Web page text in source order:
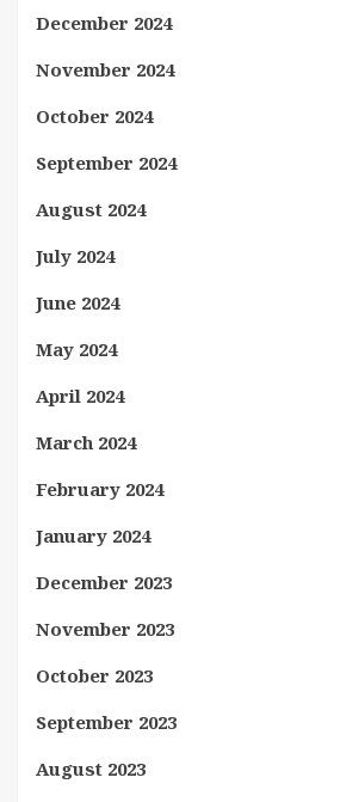
December 2024
November 2024
October 2024
September 2024
August 2024
July 2024
June 2024
May 2024
April 2024
March 2024
February 2024
January 2024
December 2023
November 2023
October 2023
September 2023
August 2023